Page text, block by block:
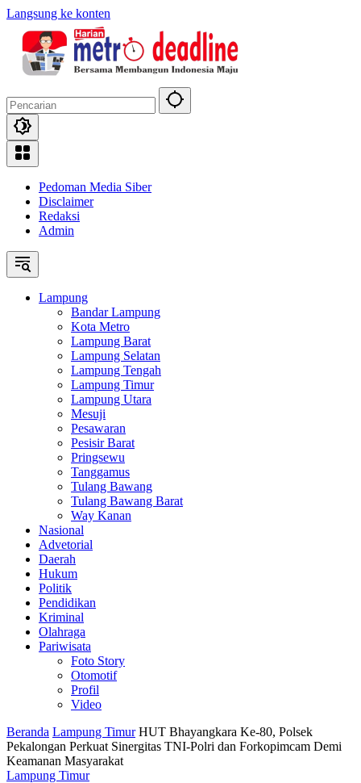
Langsung ke konten
Pedoman Media Siber
Disclaimer
Redaksi
Admin
Lampung
Bandar Lampung
Kota Metro
Lampung Barat
Lampung Selatan
Lampung Tengah
Lampung Timur
Lampung Utara
Mesuji
Pesawaran
Pesisir Barat
Pringsewu
Tanggamus
Tulang Bawang
Tulang Bawang Barat
Way Kanan
Nasional
Advetorial
Daerah
Hukum
Politik
Pendidikan
Kriminal
Olahraga
Pariwisata
Foto Story
Otomotif
Profil
Video
Beranda Lampung Timur HUT Bhayangkara Ke-80, Polsek
Pekalongan Perkuat Sinergitas TNI-Polri dan Forkopimcam Demi
Keamanan Masyarakat
Lampung Timur